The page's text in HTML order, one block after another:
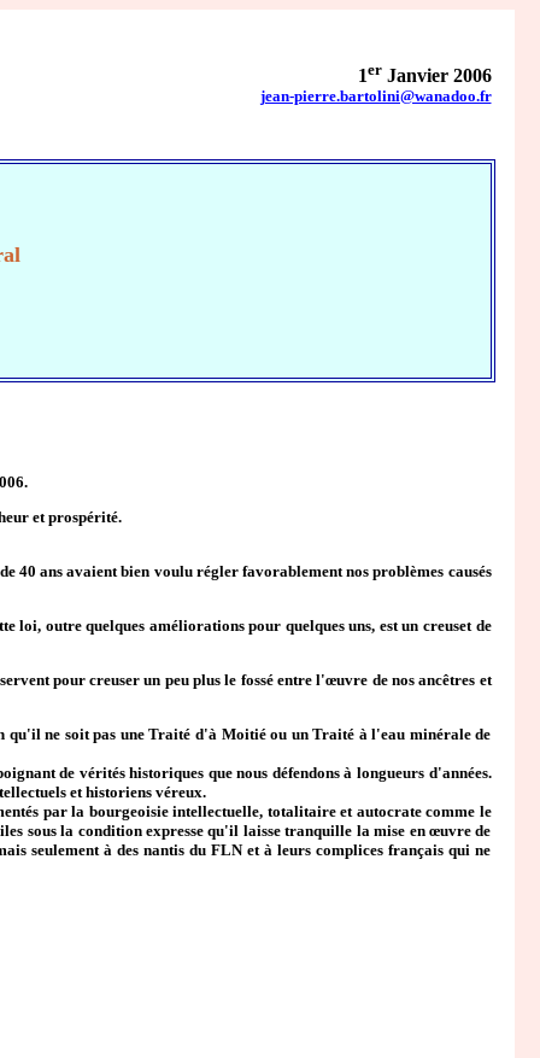
1erJanvier 2006
jean-pierre.bartolini@wanadoo.fr
et prospérité.
40 ans avaient bien voulu régler favorablement nos problèmes causés
outre quelques améliorations pour quelques uns, est un creuset de
pour creuser un peu plus le fossé entre l'œuvre de nos ancêtres et
ne soit pas une Traité d'à Moitié ou un Traité à l'eau minérale de
de vérités historiques que nous défendons à longueurs d'années.
et historiens véreux.
par la bourgeoisie intellectuelle, totalitaire et autocrate comme le
sous la condition expresse qu'il laisse tranquille la mise en œuvre de
seulement à des nantis du FLN et à leurs complices français qui ne